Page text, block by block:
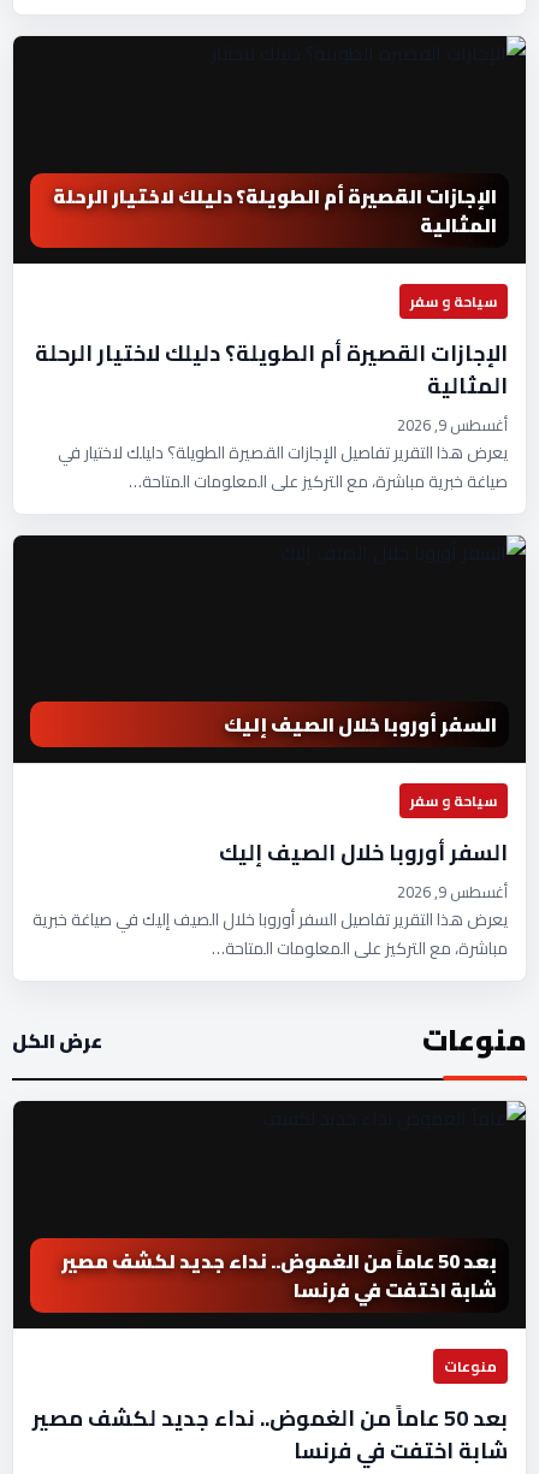
الإجازات القصيرة أم الطويلة؟ دليلك لاختيار الرحلة
المثالية
سياحة و سفر
الإجازات القصيرة أم الطويلة؟ دليلك لاختيار الرحلة
المثالية
أغسطس 9, 2026
يعرض هذا التقرير تفاصيل الإجازات القصيرة الطويلة؟ دليلك لاختيار في
صياغة خبرية مباشرة، مع التركيز على المعلومات المتاحة…
السفر أوروبا خلال الصيف إليك
سياحة و سفر
السفر أوروبا خلال الصيف إليك
أغسطس 9, 2026
يعرض هذا التقرير تفاصيل السفر أوروبا خلال الصيف إليك في صياغة خبرية
مباشرة، مع التركيز على المعلومات المتاحة…
منوعات عرض الكل
بعد 50 عاماً من الغموض.. نداء جديد لكشف مصير
شابة اختفت في فرنسا
منوعات
بعد 50 عاماً من الغموض.. نداء جديد لكشف مصير
شابة اختفت في فرنسا